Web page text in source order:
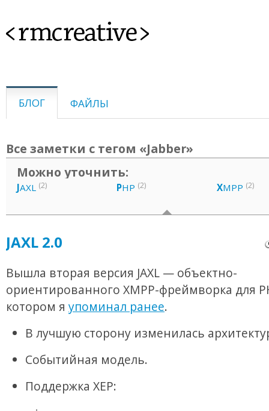
<rmcreative>
БЛОГ ФАЙЛЫ
Все заметки с тегом «Jabber»
Можно уточнить:
JAXL (2) PHP (2) XMPP (2)
JAXL 2.0
Вышла вторая версия JAXL — объектно-
ориентированного XMPP-фреймворка для
котором я упоминал ранее.
В лучшую сторону изменилась
Событийная модель.
Поддержка XEP: